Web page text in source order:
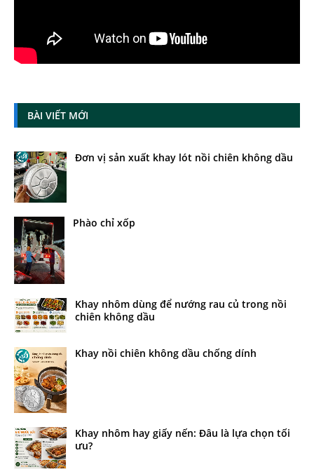
BÀI VIẾT MỚI
Đơn vị sản xuất khay lót nồi chiên không dầu
Phào chỉ xốp
Khay nhôm dùng để nướng rau củ trong nồi
chiên không dầu
Khay nồi chiên không dầu chống dính
Khay nhôm hay giấy nến: Đâu là lựa chọn tối
ưu?